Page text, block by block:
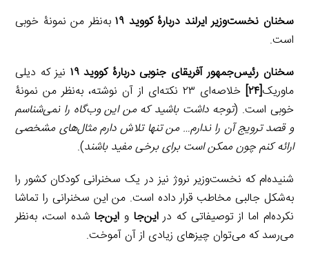
سخنان نخست‌وزیر ایرلند دربارۀ کووید ۱۹
به‌نظر من نمونۀ خوبی
است.
سخنان رئیس‌جمهور آفریقای جنوبی دربارۀ کووید ۱۹
نیز که دیلی
ماوریک[۲۴]
خلاصه‌ای ۲۳ نکته‌ای از آن نوشته، به‌نظر من نمونۀ
خوبی است. (توجه داشت باشید که من این وب‌گاه را نمی‌شناسم
و قصد ترویج آن را ندارم… من تنها تلاش دارم مثال‌های مشخصی
ارائه کنم چون ممکن است برای برخی مفید باشند).
شنیده‌ام که نخست‌وزیر نروژ نیز در یک سخنرانی کودکان کشور را
به‌شکل جالبی مخاطب قرار داده است. من این سخنرانی را تماشا
نکرده‌ام اما از توصیفاتی که دراین‌جا و این‌جاشده است، به‌نظر
می‌رسد که می‌توان چیزهای زیادی از آن آموخت.